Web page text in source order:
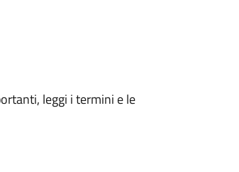
leggi i termini e le